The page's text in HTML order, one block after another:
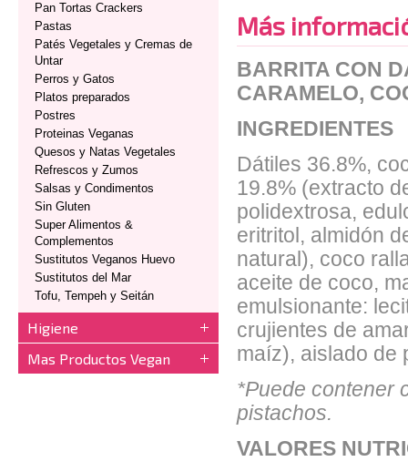
Pan Tortas Crackers
Pastas
Patés Vegetales y Cremas de
Untar
Perros y Gatos
Platos preparados
Postres
Proteinas Veganas
Quesos y Natas Vegetales
Refrescos y Zumos
Salsas y Condimentos
Sin Gluten
Super Alimentos &
Complementos
Sustitutos Veganos Huevo
Sustitutos del Mar
Tofu, Tempeh y Seitán
Higiene
Mas Productos Vegan
Más
BARRITA CON
CARAMELO,
INGREDIENTES
Dátiles 36.8%,
19.8% (extracto
polidextrosa,
eritritol, almidón
natural), coco
aceite de coco,
emulsionante:
crujientes de
maíz), aislado de
*Puede contener
pistachos.
VALORES